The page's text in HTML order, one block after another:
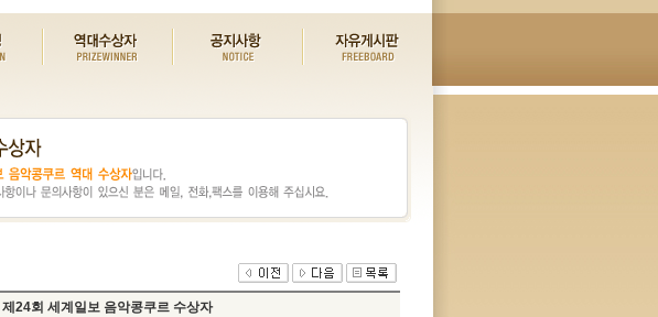
제24회 세계일보 음악콩쿠르 수상자